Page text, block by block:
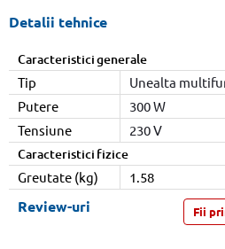
Detalii tehnice
Caracteristici generale
Tip
Unealta
Putere
300 W
Tensiune
230 V
Caracteristici fizice
Greutate (kg)
1.58
Fii
Review-uri